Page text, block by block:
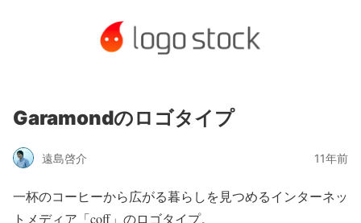
Garamondのロゴタイプ
遠島啓介 11年前
一杯のコーヒーから広がる暮らしを見つめるインターネッ
トメディア「coff」のロゴタイプ。